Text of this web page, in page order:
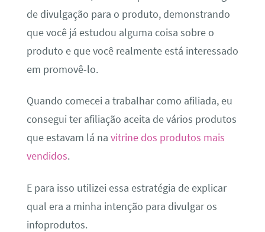
de divulgação para o produto, demonstrando
que você já estudou alguma coisa sobre o
produto e que você realmente está interessado
em promovê-lo.
Quando comecei a trabalhar como afiliada, eu
consegui ter afiliação aceita de vários produtos
que estavam lá na vitrine dos produtos mais
vendidos.
E para isso utilizei essa estratégia de explicar
qual era a minha intenção para divulgar os
infoprodutos.